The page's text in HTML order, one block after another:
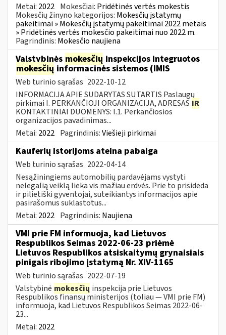
Metai: 2022 Mokesčiai: Pridėtinės vertės mokestis
Mokesčių žinyno kategorijos: Mokesčių įstatymų
pakeitimai » Mokesčių įstatymų pakeitimai 2022 metais
» Pridėtinės vertės mokesčio pakeitimai nuo 2022 m.
Pagrindinis: Mokesčio naujiena
Valstybinės mokesčių inspekcijos integruotos
mokesčių informacinės sistemos (IMIS
Web turinio sąrašas 2022-10-12
INFORMACIJA APIE SUDARYTAS SUTARTIS Paslaugų
pirkimai I. PERKANČIOJI ORGANIZACIJA, ADRESAS IR
KONTAKTINIAI DUOMENYS: I.1. Perkančiosios
organizacijos pavadinimas...
Metai: 2022 Pagrindinis:Viešieji pirkimai
Kauferių istorijoms ateina pabaiga
Web turinio sąrašas 2022-04-14
Nesąžiningiems automobilių pardavėjams vystyti
nelegalią veiklą lieka vis mažiau erdvės. Prie to prisideda
ir pilietiški gyventojai, suteikiantys informacijos apie
pasirašomus suklastotus...
Metai: 2022 Pagrindinis: Naujiena
VMI prie FM informuoja, kad Lietuvos
Respublikos Seimas 2022-06-23 priėmė
Lietuvos Respublikos atsiskaitymų grynaisiais
pinigais ribojimo įstatymą Nr. XIV-1165
Web turinio sąrašas 2022-07-19
Valstybinė mokesčių inspekcija prie Lietuvos
Respublikos finansų ministerijos (toliau — VMI prie FM)
informuoja, kad Lietuvos Respublikos Seimas 2022-06-
23...
Metai: 2022